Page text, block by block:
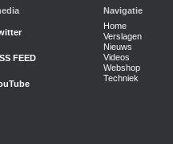
FEED
Navigatie
Home
Verslagen
Nieuws
Videos
Webshop
Techniek